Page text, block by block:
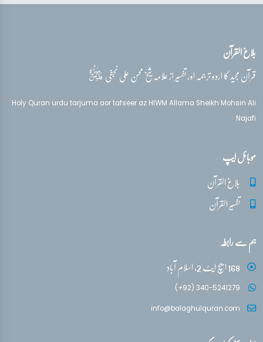
تفسیر قرآن سورہ ‎الأحزاب‎
تفسیر قرآن سورہ ‎الأحزاب‎
تفسیر قرآن سورہ ‎الأحزاب‎
آیات 34 - 36
تفسیر قرآن سورہ ‎الأحزاب‎
تفسیر قرآن سورہ ‎الأحزاب‎
بلاغ القرآن
قرآن مجید کا اردو ترجمہ اور تفسیر از علامہ شیخ محسن علی نجفیقدس‌سره
Holy Quran urdu tarjuma aor tafseer az HIWM Allama Sheikh Mohsin Ali
Najafi
موبائل ایپ
بلاغ القرآن
تفسیر القرآن
ہم سے رابطہ
168 ایچ ایٹ 2، اسلام آباد
(+92) 340-5241279
info@balaghulquran.com